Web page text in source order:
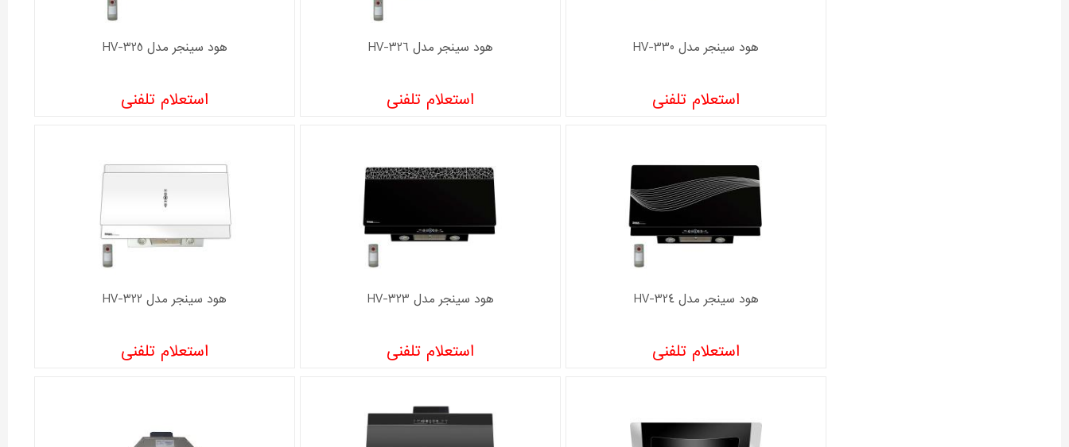
هود سینجر مدل HV-330
استعلام تلفنی
هود سینجر مدل HV-326
استعلام تلفنی
هود سینجر مدل HV-325
استعلام تلفنی
هود سینجر مدل HV-324
استعلام تلفنی
هود سینجر مدل HV-323
استعلام تلفنی
هود سینجر مدل HV-322
استعلام تلفنی